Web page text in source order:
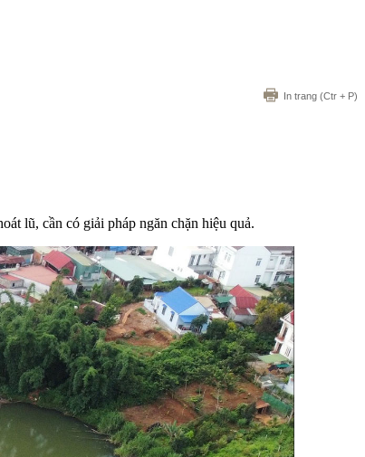
In trang (Ctr + P)
lũ, cần có giải pháp ngăn chặn hiệu quả.